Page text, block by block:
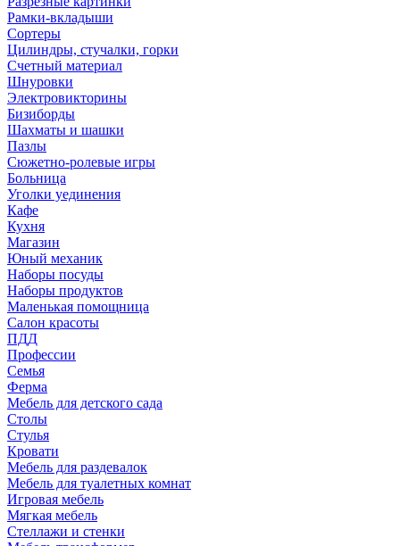
Рамки-вкладыши
Сортеры
Цилиндры, стучалки, горки
Счетный материал
Шнуровки
Электровикторины
Бизиборды
Шахматы и шашки
Пазлы
Сюжетно-ролевые игры
Больница
Уголки уединения
Кафе
Кухня
Магазин
Юный механик
Наборы посуды
Наборы продуктов
Маленькая помощница
Салон красоты
ПДД
Профессии
Семья
Ферма
Мебель для детского сада
Столы
Cтулья
Кровати
Мебель для раздевалок
Мебель для туалетных комнат
Игровая мебель
Мягкая мебель
Стеллажи и стенки